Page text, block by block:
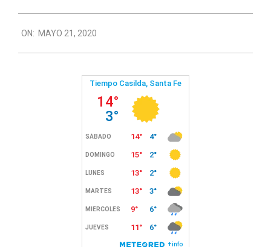
05-
21
ON: MAYO 21, 2020